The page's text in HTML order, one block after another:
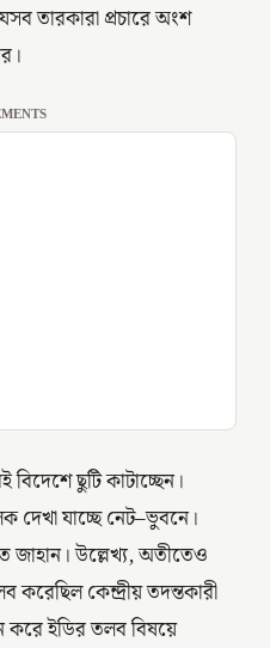
তারকারা প্রচারে অংশ
ছুটি কাটাচ্ছেন।
দেখা যাচ্ছে নেট–ভুবনে।
জাহান। উল্লেখ্য, অতীতেও
করেছিল কেন্দ্রীয় তদন্তকারী
করে ইডির তলব বিষয়ে